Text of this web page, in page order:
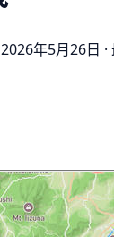
年5月26日 ·